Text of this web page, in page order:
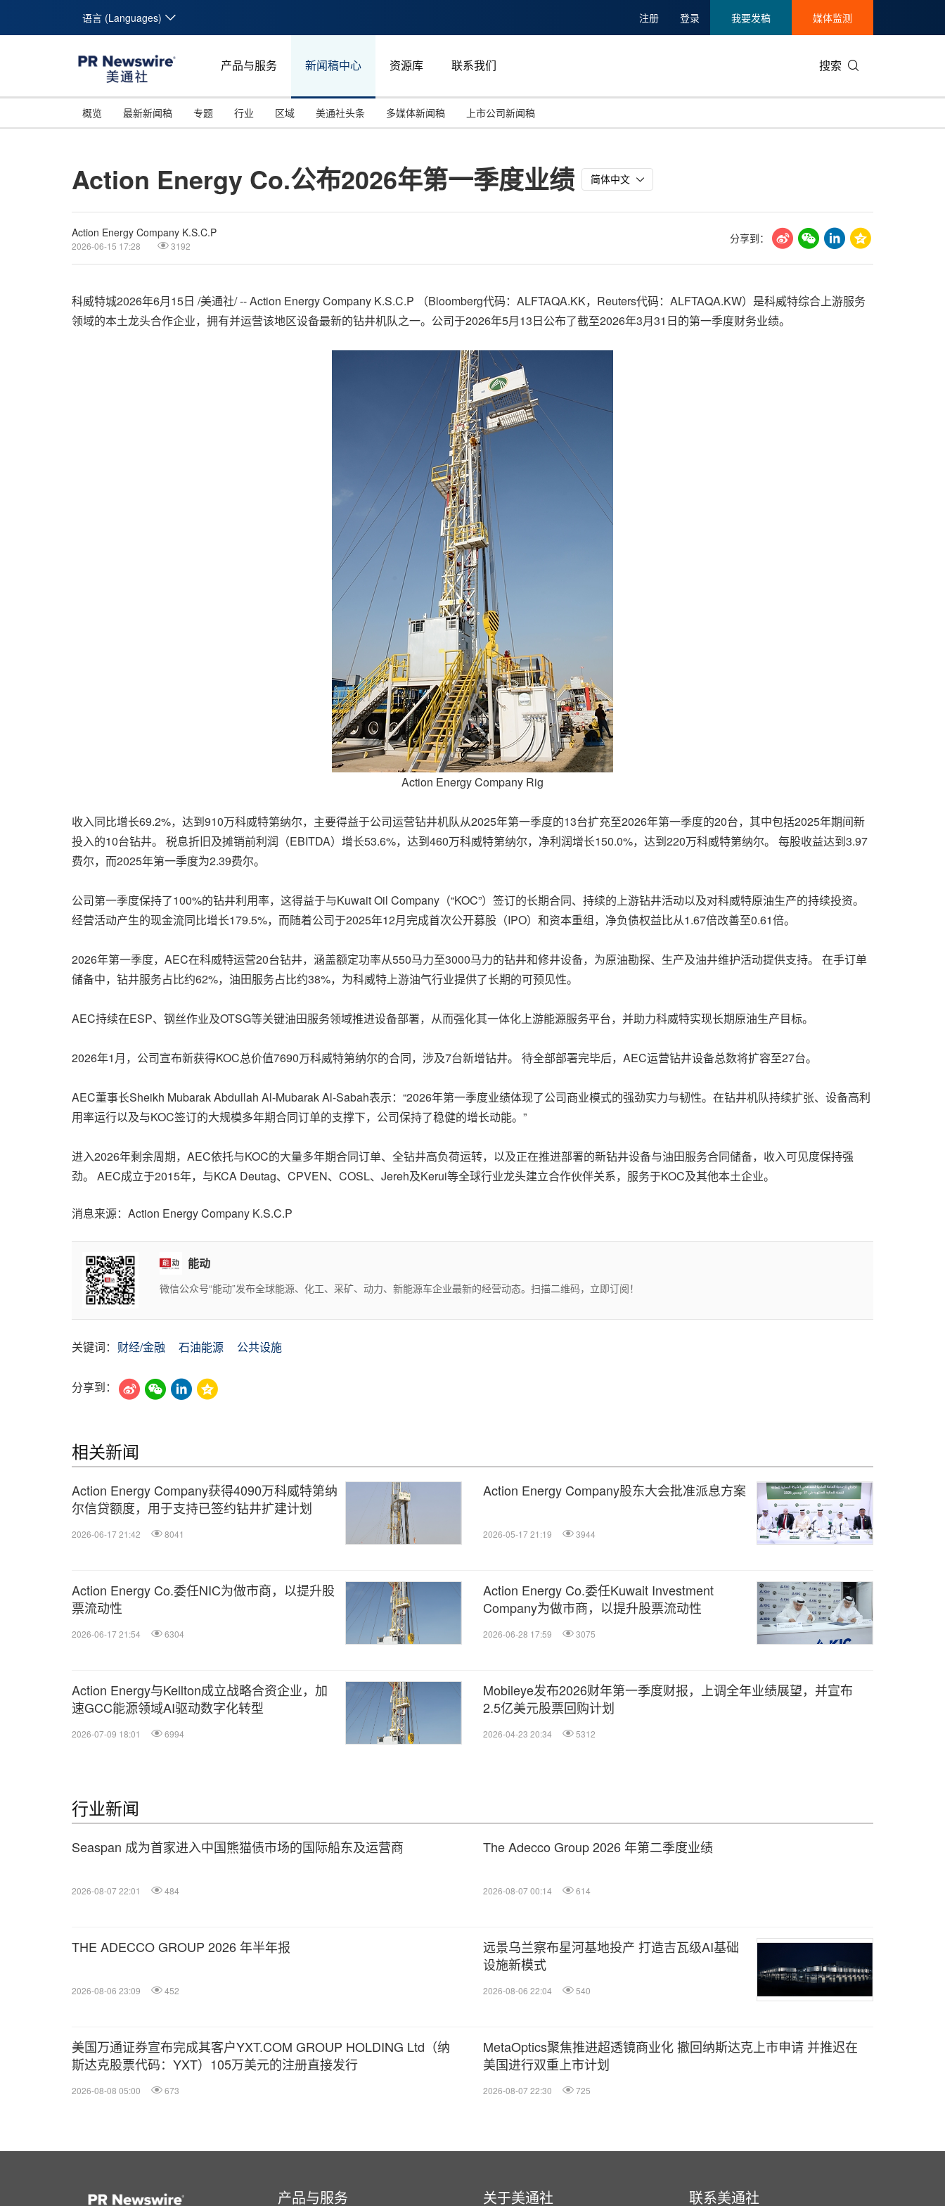
语言 (Languages) 注册 登录 我要发稿 媒体监测
产品与服务 新闻稿中心 资源库 联系我们 搜索
概览 最新新闻稿 专题
投资并购
美国临床肿瘤学会(ASCO)
行业
能源化工与环保
区域
马来西亚
美通社头条 多媒体新闻稿 上市公司新闻稿
Action Energy Co.公布2026年第一季度业绩 简体中文
Action Energy Company K.S.C.P
2026-06-15 17:28 3192
分享到：
科威特城2026年6月15日 /美通社/ -- Action Energy Company K.S.C.P （Bloomberg代码：ALFTAQA.KK，Reuters代码：ALFTAQA.KW）是科威特综合上游服务
领域的本土龙头合作企业，拥有并运营该地区设备最新的钻井机队之一。公司于2026年5月13日公布了截至2026年3月31日的第一季度财务业绩。
Action Energy Company Rig
收入同比增长69.2%，达到910万科威特第纳尔，主要得益于公司运营钻井机队从2025年第一季度的13台扩充至2026年第一季度的20台，其中包括2025年期间新
投入的10台钻井。 税息折旧及摊销前利润（EBITDA）增长53.6%，达到460万科威特第纳尔，净利润增长150.0%，达到220万科威特第纳尔。 每股收益达到3.97
费尔，而2025年第一季度为2.39费尔。
公司第一季度保持了100%的钻井利用率，这得益于与Kuwait Oil Company（“KOC”）签订的长期合同、持续的上游钻井活动以及对科威特原油生产的持续投资。
经营活动产生的现金流同比增长179.5%，而随着公司于2025年12月完成首次公开募股（IPO）和资本重组，净负债权益比从1.67倍改善至0.61倍。
2026年第一季度，AEC在科威特运营20台钻井，涵盖额定功率从550马力至3000马力的钻井和修井设备，为原油勘探、生产及油井维护活动提供支持。 在手订单
储备中，钻井服务占比约62%，油田服务占比约38%，为科威特上游油气行业提供了长期的可预见性。
AEC持续在ESP、钢丝作业及OTSG等关键油田服务领域推进设备部署，从而强化其一体化上游能源服务平台，并助力科威特实现长期原油生产目标。
2026年1月，公司宣布新获得KOC总价值7690万科威特第纳尔的合同，涉及7台新增钻井。 待全部部署完毕后，AEC运营钻井设备总数将扩容至27台。
AEC董事长Sheikh Mubarak Abdullah Al-Mubarak Al-Sabah表示：“2026年第一季度业绩体现了公司商业模式的强劲实力与韧性。在钻井机队持续扩张、设备高利
用率运行以及与KOC签订的大规模多年期合同订单的支撑下，公司保持了稳健的增长动能。”
进入2026年剩余周期，AEC依托与KOC的大量多年期合同订单、全钻井高负荷运转，以及正在推进部署的新钻井设备与油田服务合同储备，收入可见度保持强
劲。 AEC成立于2015年，与KCA Deutag、CPVEN、COSL、Jereh及Kerui等全球行业龙头建立合作伙伴关系，服务于KOC及其他本土企业。
消息来源：Action Energy Company K.S.C.P
能动
微信公众号“能动”发布全球能源、化工、采矿、动力、新能源车企业最新的经营动态。扫描二维码，立即订阅！
关键词： 财经/金融 石油能源 公共设施
分享到：
相关新闻
Action Energy Company获得4090万科威特第纳
尔信贷额度，用于支持已签约钻井扩建计划
2026-06-17 21:42 8041
Action Energy Company股东大会批准派息方案
2026-05-17 21:19 3944
Action Energy Co.委任NIC为做市商，以提升股
票流动性
2026-06-17 21:54 6304
Action Energy Co.委任Kuwait Investment
Company为做市商，以提升股票流动性
2026-06-28 17:59 3075
Action Energy与Kellton成立战略合资企业，加
速GCC能源领域AI驱动数字化转型
2026-07-09 18:01 6994
Mobileye发布2026财年第一季度财报，上调全年业绩展望，并宣布
2.5亿美元股票回购计划
2026-04-23 20:34 5312
行业新闻
Seaspan 成为首家进入中国熊猫债市场的国际船东及运营商
2026-08-07 22:01 484
The Adecco Group 2026 年第二季度业绩
2026-08-07 00:14 614
THE ADECCO GROUP 2026 年半年报
2026-08-06 23:09 452
远景乌兰察布星河基地投产 打造吉瓦级AI基础
设施新模式
2026-08-06 22:04 540
美国万通证券宣布完成其客户YXT.COM GROUP HOLDING Ltd（纳
斯达克股票代码：YXT）105万美元的注册直接发行
2026-08-08 05:00 673
MetaOptics聚焦推进超透镜商业化 撤回纳斯达克上市申请 并推迟在
美国进行双重上市计划
2026-08-07 22:30 725
产品与服务 关于美通社 联系美通社